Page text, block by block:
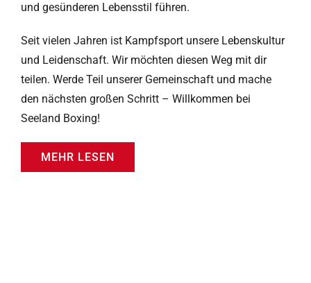
und gesünderen Lebensstil führen.
Seit vielen Jahren ist Kampfsport unsere Lebenskultur
und Leidenschaft. Wir möchten diesen Weg mit dir
teilen. Werde Teil unserer Gemeinschaft und mache
den nächsten großen Schritt – Willkommen bei
Seeland Boxing!
MEHR LESEN